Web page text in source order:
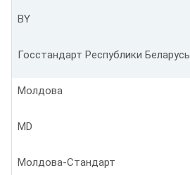
BY
Госстандарт Республики Беларусь
Молдова
MD
Молдова-Стандарт